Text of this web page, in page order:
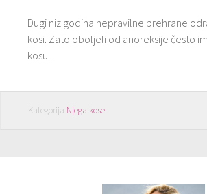
Dugi niz godina nepravilne prehrane
kosi. Zato oboljeli od anoreksije često
kosu...
Kategorija Njega kose